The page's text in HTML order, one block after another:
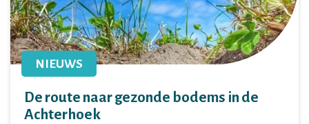
NIEUWS
De route naar gezonde bodems in de
Achterhoek